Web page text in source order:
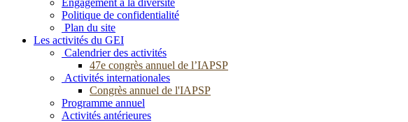
Politique de confidentialité
Plan du site
Les activités du GEI
Calendrier des activités
47e congrès annuel de l’IAPSP
Activités internationales
Congrès annuel de l'IAPSP
Programme annuel
Activités antérieures